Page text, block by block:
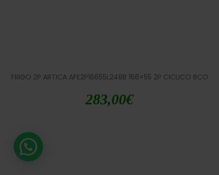
FRIGO 2P ARTICA AFE2P16655L248B 166×55 2P CICLICO BCO
283,00€